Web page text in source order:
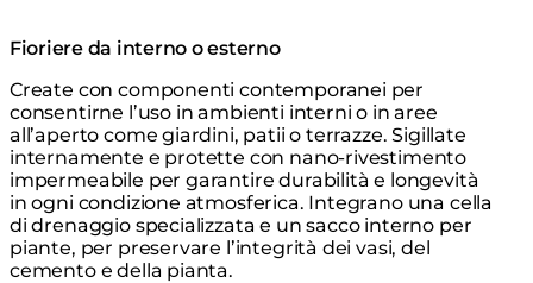
Fioriere da interno o esterno
Create con componenti contemporanei per
consentirne l’uso in ambienti interni o in aree
all’aperto come giardini, patii o terrazze. Sigillate
internamente e protette con nano-rivestimento
impermeabile per garantire durabilità e longevità
in ogni condizione atmosferica. Integrano una cella
di drenaggio specializzata e un sacco interno per
piante, per preservare l’integrità dei vasi, del
cemento e della pianta.